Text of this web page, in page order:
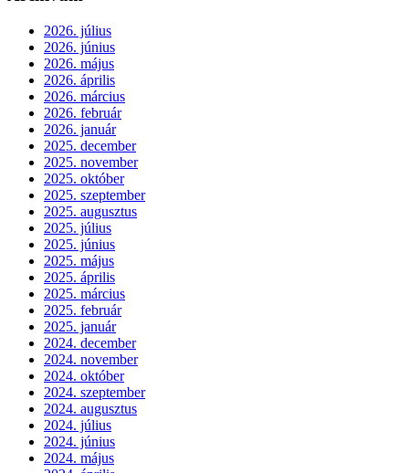
2026. július
2026. június
2026. május
2026. április
2026. március
2026. február
2026. január
2025. december
2025. november
2025. október
2025. szeptember
2025. augusztus
2025. július
2025. június
2025. május
2025. április
2025. március
2025. február
2025. január
2024. december
2024. november
2024. október
2024. szeptember
2024. augusztus
2024. július
2024. június
2024. május